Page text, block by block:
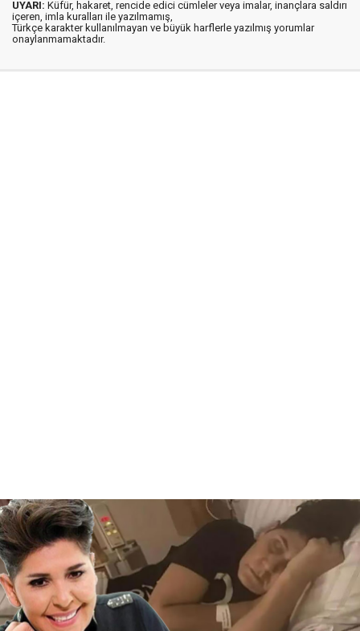
UYARI: Küfür, hakaret, rencide edici cümleler veya imalar, inançlara saldırı
içeren, imla kuralları ile yazılmamış,
Türkçe karakter kullanılmayan ve büyük harflerle yazılmış yorumlar
onaylanmamaktadır.